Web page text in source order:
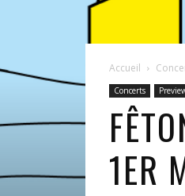
Accueil
Concerts
1ER